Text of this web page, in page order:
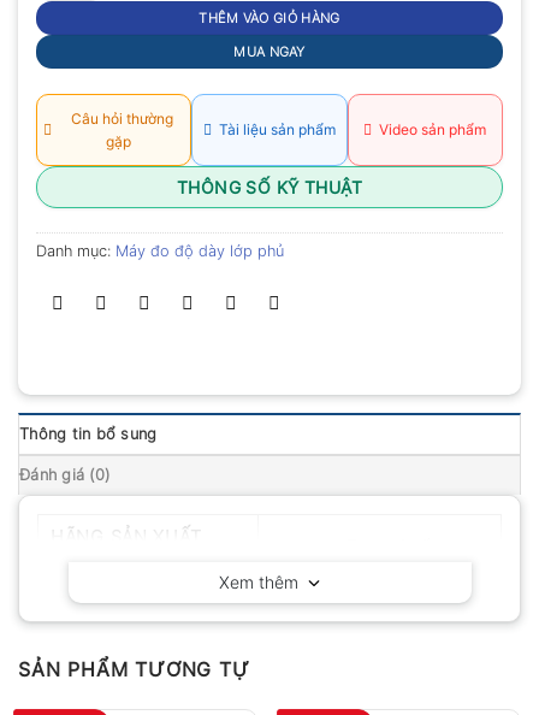
THÊM VÀO GIỎ HÀNG
MUA NGAY
Câu hỏi thường
gặp
Tài liệu sản phẩm Video sản phẩm
THÔNG SỐ KỸ THUẬT
Danh mục: Máy đo độ dày lớp phủ
Thông tin bổ sung
Đánh giá (0)
Xem thêm
SẢN PHẨM TƯƠNG TỰ